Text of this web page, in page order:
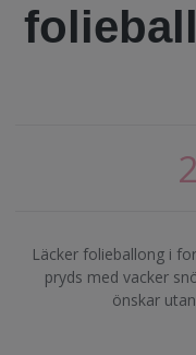
Läcker folieballong i
pryds med vacker
önskar